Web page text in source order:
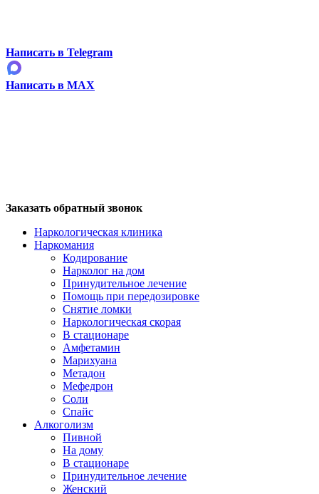
Написать в Telegram
Написать в MAX
Заказать обратный звонок
Наркологическая клиника
Наркомания
Кодирование
Нарколог на дом
Принудительное лечение
Помощь при передозировке
Снятие ломки
Наркологическая скорая
В стационаре
Амфетамин
Марихуана
Метадон
Мефедрон
Соли
Спайс
Алкоголизм
Пивной
На дому
В стационаре
Принудительное лечение
Женский